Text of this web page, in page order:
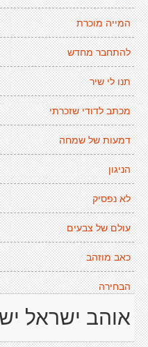
המייה מוכרת
להתחבר מחדש
תנו לי שיר
מכתב לדודי שזכרתי
דמעות של שמחה
הניגון
לא נפסיק
עולם של צבעים
כאב מוזהב
הבחירה
אוהב ישראל